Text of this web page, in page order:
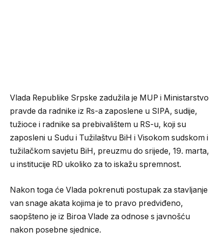
Vlada Republike Srpske zadužila je MUP i Ministarstvo
pravde da radnike iz Rs-a zaposlene u SIPA, sudije,
tužioce i radnike sa prebivalištem u RS-u, koji su
zaposleni u Sudu i Tužilaštvu BiH i Visokom sudskom i
tužilačkom savjetu BiH, preuzmu do srijede, 19. marta,
u institucije RD ukoliko za to iskažu spremnost.
Nakon toga će Vlada pokrenuti postupak za stavljanje
van snage akata kojima je to pravo predviđeno,
saopšteno je iz Biroa Vlade za odnose s javnošću
nakon posebne sjednice.